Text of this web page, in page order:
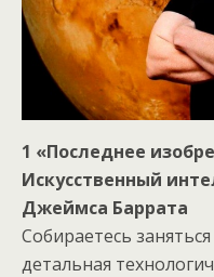
1 «Последнее
Искусственный
Джеймса Баррата
Собираетесь
детальная